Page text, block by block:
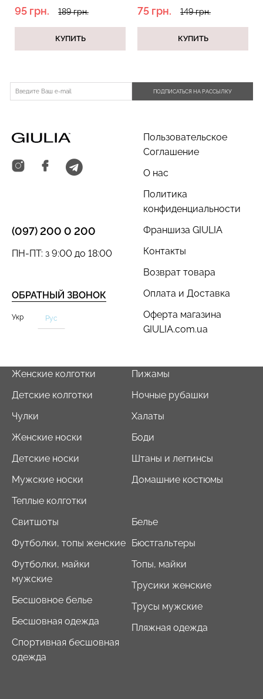
серый меланж)
95 грн. 189 грн.
КУПИТЬ
75 грн. 149 грн.
КУПИТЬ
ПОДПИСАТЬСЯ НА РАССЫЛКУ
Пользовательское
Соглашение
О нас
Политика
конфиденциальности
Франшиза GIULIA
Контакты
Возврат товара
Оплата и Доставка
Оферта магазина
GIULIA.com.ua
(097) 200 0 200
ОБРАТНЫЙ ЗВОНОК
ПН-ПТ: з 9:00 до 18:00
Укр Рус
Женские колготки
Детские колготки
Чулки
Женские носки
Детские носки
Мужские носки
Теплые колготки
Пижамы
Ночные рубашки
Халаты
Боди
Штаны и леггинсы
Домашние костюмы
Свитшоты
Футболки, топы женские
Футболки, майки
мужские
Бесшовное белье
Бесшовная одежда
Спортивная бесшовная
одежда
Белье
Бюстгальтеры
Топы, майки
Трусики женские
Трусы мужские
Пляжная одежда
коррекцией BRA
489 грн.699 грн.
эффектом бесшовные
TRACKS SHAPE black
(черный) Giulia
519 грн. 649 грн.